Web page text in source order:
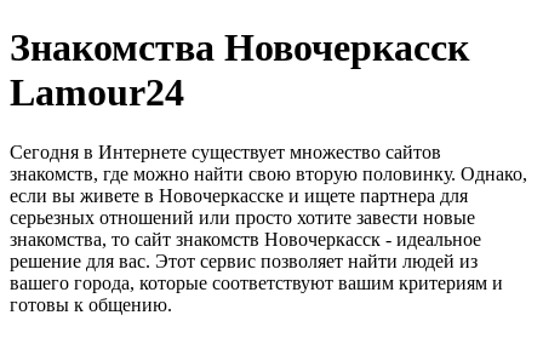
Знакомства Новочеркасск
Lamour24
Сегодня в Интернете существует множество сайтов
знакомств, где можно найти свою вторую половинку. Однако,
если вы живете в Новочеркасске и ищете партнера для
серьезных отношений или просто хотите завести новые
знакомства, то сайт знакомств Новочеркасск - идеальное
решение для вас. Этот сервис позволяет найти людей из
вашего города, которые соответствуют вашим критериям и
готовы к общению.